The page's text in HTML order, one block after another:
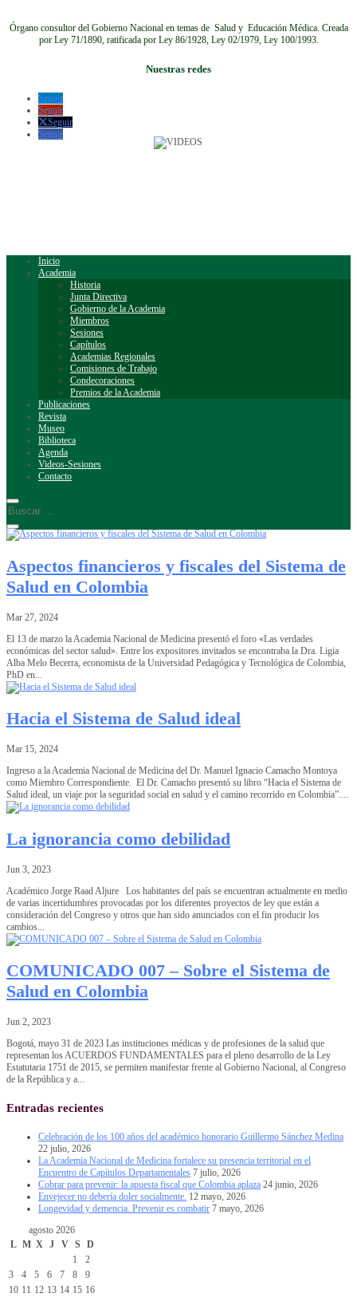
Órgano consultor del Gobierno Nacional en temas de Salud y Educación Médica. Creada
por Ley 71/1890, ratificada por Ley 86/1928, Ley 02/1979, Ley 100/1993.
Nuestras redes
Seguir
Seguir
Seguir
Seguir
Inicio
Academia
Historia
Junta Directiva
Gobierno de la Academia
Miembros
Sesiones
Capítulos
Academias Regionales
Comisiones de Trabajo
Condecoraciones
Premios de la Academia
Publicaciones
Revista
Museo
Biblioteca
Agenda
Videos-Sesiones
Contacto
Aspectos financieros y fiscales del Sistema de
Salud en Colombia
Mar 27, 2024
El 13 de marzo la Academia Nacional de Medicina presentó el foro «Las verdades
económicas del sector salud». Entre los expositores invitados se encontraba la Dra. Ligia
Alba Melo Becerra, economista de la Universidad Pedagógica y Tecnológica de Colombia,
PhD en...
Hacia el Sistema de Salud ideal
Mar 15, 2024
Ingreso a la Academia Nacional de Medicina del Dr. Manuel Ignacio Camacho Montoya
como Miembro Correspondiente. El Dr. Camacho presentó su libro “Hacia el Sistema de
Salud ideal, un viaje por la seguridad social en salud y el camino recorrido en Colombia”....
La ignorancia como debilidad
Jun 3, 2023
Académico Jorge Raad Aljure Los habitantes del país se encuentran actualmente en medio
de varias incertidumbres provocadas por los diferentes proyectos de ley que están a
consideración del Congreso y otros que han sido anunciados con el fin producir los
cambios...
COMUNICADO 007 – Sobre el Sistema de
Salud en Colombia
Jun 2, 2023
Bogotá, mayo 31 de 2023 Las instituciones médicas y de profesiones de la salud que
representan los ACUERDOS FUNDAMENTALES para el pleno desarrollo de la Ley
Estatutaria 1751 de 2015, se permiten manifestar frente al Gobierno Nacional, al Congreso
de la República y a...
Entradas recientes
Celebración de los 100 años del académico honorario Guillermo Sánchez Medina
22 julio, 2026
La Academia Nacional de Medicina fortalece su presencia territorial en el
Encuentro de Capítulos Departamentales 7 julio, 2026
Cobrar para prevenir: la apuesta fiscal que Colombia aplaza 24 junio, 2026
Envejecer no debería doler socialmente. 12 mayo, 2026
Longevidad y demencia. Prevenir es combatir 7 mayo, 2026
agosto 2026
L M X J V S
D
1
2
3
4 5 6 7 8
9
10 11 12 13 14 15 16